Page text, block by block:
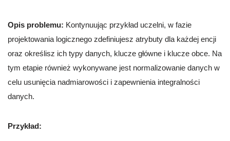
Opis problemu: Kontynuując przykład uczelni, w fazie
projektowania logicznego zdefiniujesz atrybuty dla każdej encji
oraz określisz ich typy danych, klucze główne i klucze obce. Na
tym etapie również wykonywane jest normalizowanie danych w
celu usunięcia nadmiarowości i zapewnienia integralności
danych.
Przykład: